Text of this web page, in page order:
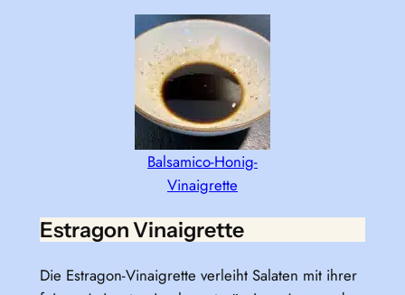
Balsamico-Honig-
Vinaigrette
Estragon Vinaigrette
Die Estragon-Vinaigrette verleiht Salaten mit ihrer